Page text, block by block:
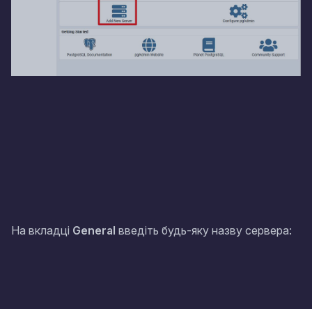
На вкладці General введіть будь-яку назву сервера: